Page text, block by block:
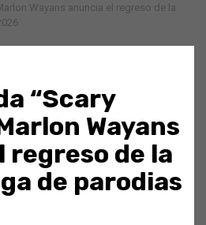
Wayans anuncia el regreso de la
“Scary
Wayans
regreso de la
de parodias